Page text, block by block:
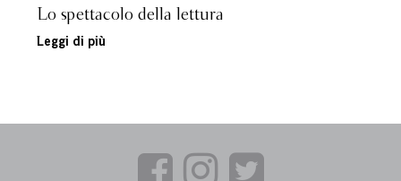
Lo spettacolo della lettura
Leggi di più